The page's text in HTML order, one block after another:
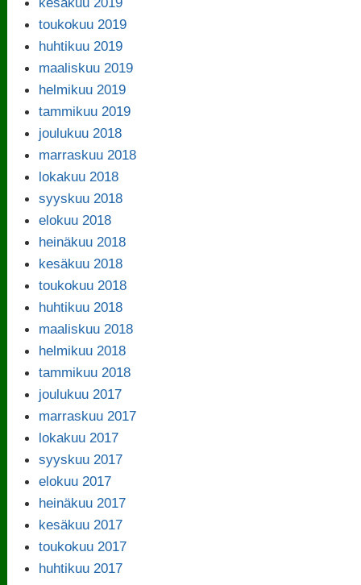
toukokuu 2019
huhtikuu 2019
maaliskuu 2019
helmikuu 2019
tammikuu 2019
joulukuu 2018
marraskuu 2018
lokakuu 2018
syyskuu 2018
elokuu 2018
heinäkuu 2018
kesäkuu 2018
toukokuu 2018
huhtikuu 2018
maaliskuu 2018
helmikuu 2018
tammikuu 2018
joulukuu 2017
marraskuu 2017
lokakuu 2017
syyskuu 2017
elokuu 2017
heinäkuu 2017
kesäkuu 2017
toukokuu 2017
huhtikuu 2017